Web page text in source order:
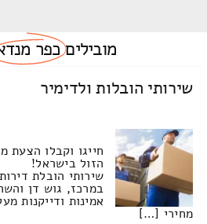
מוביליםכפר
שירותי הובלות ולדימיר
חייגו וקבלו הצעת
הזול בישראל!
שירותי הובלת
במרכז, גוש דן
אמינות ודייקנות
מחירי […]